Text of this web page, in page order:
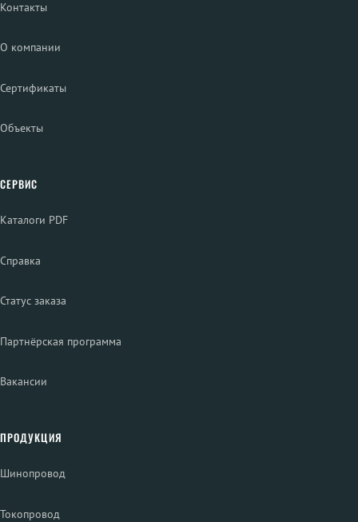
Контакты
О компании
Сертификаты
Объекты
СЕРВИС
Каталоги PDF
Справка
Статус заказа
Партнёрская программа
Вакансии
ПРОДУКЦИЯ
Шинопровод
Токопровод